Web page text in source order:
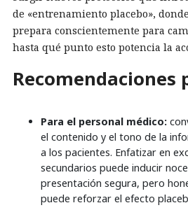
de «entrenamiento placebo»,
prepara conscientemente para
hasta qué punto esto potencia la
Recomendaciones
Para el personal médico:
el contenido y el tono de la
a los pacientes. Enfatizar en
secundarios puede inducir
presentación segura, pero
puede reforzar el efecto